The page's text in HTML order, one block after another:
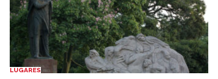
LUGARES